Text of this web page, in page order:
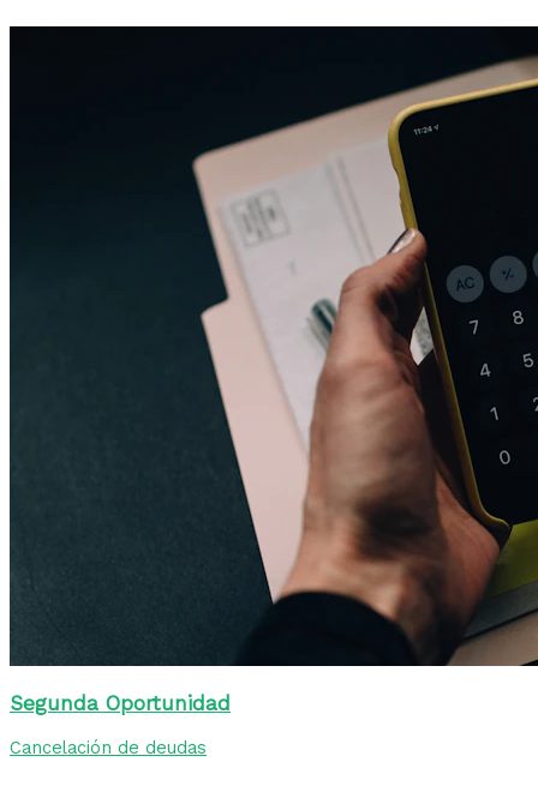
Segunda Oportunidad
Cancelación de deudas